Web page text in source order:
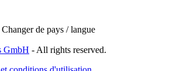
Changer de pays / langue
GmbH - All rights reserved.